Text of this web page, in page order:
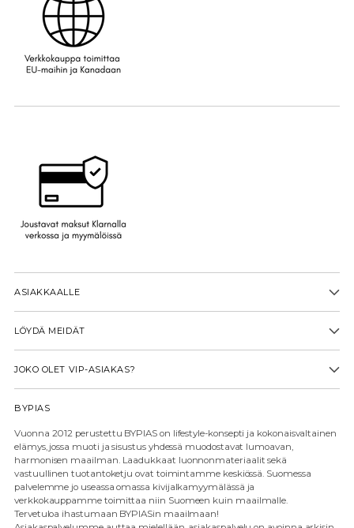
ASIAKKAALLE
LÖYDÄ MEIDÄT
JOKO OLET VIP-ASIAKAS?
BYPIAS
Vuonna 2012 perustettu BYPIAS on lifestyle-konsepti ja kokonaisvaltainen
elämys, jossa muoti ja sisustus yhdessä muodostavat lumoavan,
harmonisen maailman. Laadukkaat luonnonmateriaalit sekä
vastuullinen tuotantoketju ovat toimintamme keskiössä. Suomessa
palvelemme jo useassa omassa kivijalkamyymälässä ja
verkkokauppamme toimittaa niin Suomeen kuin maailmalle.
Tervetuloa ihastumaan BYPIASin maailmaan!